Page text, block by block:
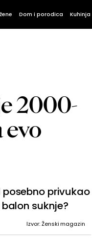
Dom i porodica Kuhinja
2000-
evo
privukao
suknje?
Izvor: Ženski magazin